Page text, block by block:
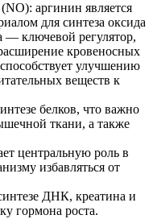
аргинин является
для синтеза оксида
— ключевой регулятор,
кровеносных
улучшению
веществ к
белков, что важно
ткани, а также
центральную роль в
избавляться от
ДНК, креатина и
гормона роста.